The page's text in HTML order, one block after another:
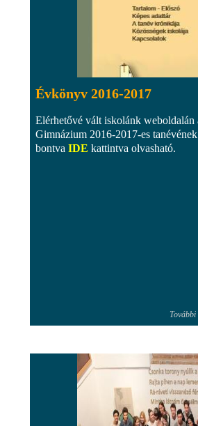
Évkönyv 2016-2017
Elérhetővé vált iskolánk weboldalán
Gimnázium 2016-2017-es
bontva IDE kattintva olvasható.
További